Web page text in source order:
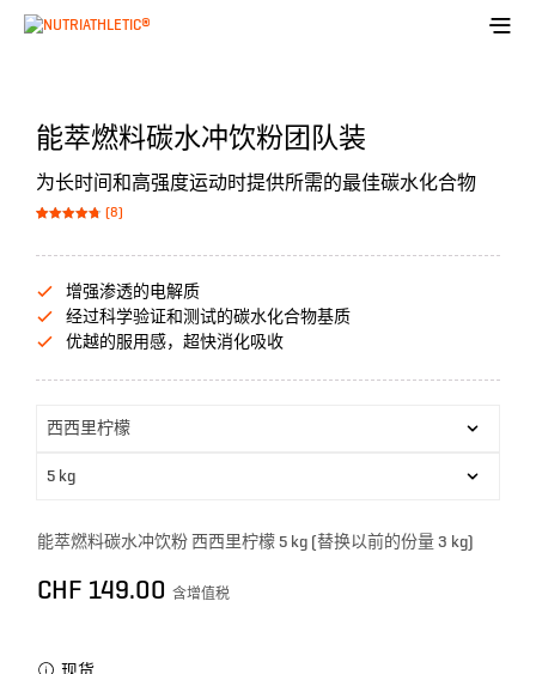
能萃燃料碳水冲饮粉团队装
为长时间和高强度运动时提供所需的最佳碳水化合物
basierend
Kundenbewe
rtungen
(8)
增强渗透的电解质
经过科学验证和测试的碳水化合物基质
优越的服用感，超快消化吸收
能萃燃料碳水冲饮粉 西西里柠檬 5 kg (替换以前的份量 3 kg)
CHF 149.00 含增值税